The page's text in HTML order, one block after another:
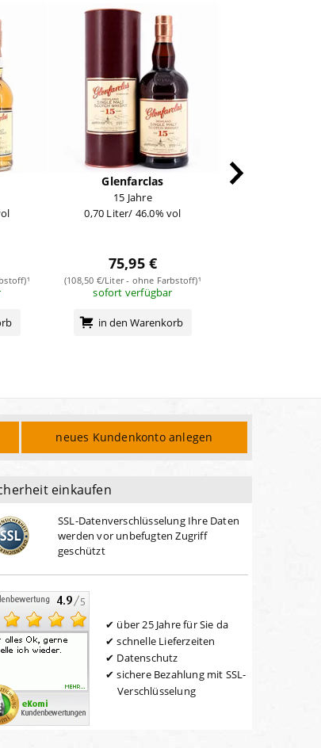
Glenfarclas
15 Jahre
0,70 Liter/ 46.0% vol
75,95 €
(108,50 €/Liter - ohne Farbstoff)¹
sofort verfügbar
in den Warenkorb
neues Kundenkonto anlegen
einkaufen
SSL-Datenverschlüsselung Ihre Daten
werden vor unbefugten Zugriff
geschützt
über 25 Jahre für Sie da
schnelle Lieferzeiten
Datenschutz
sichere Bezahlung mit SSL-
Verschlüsselung